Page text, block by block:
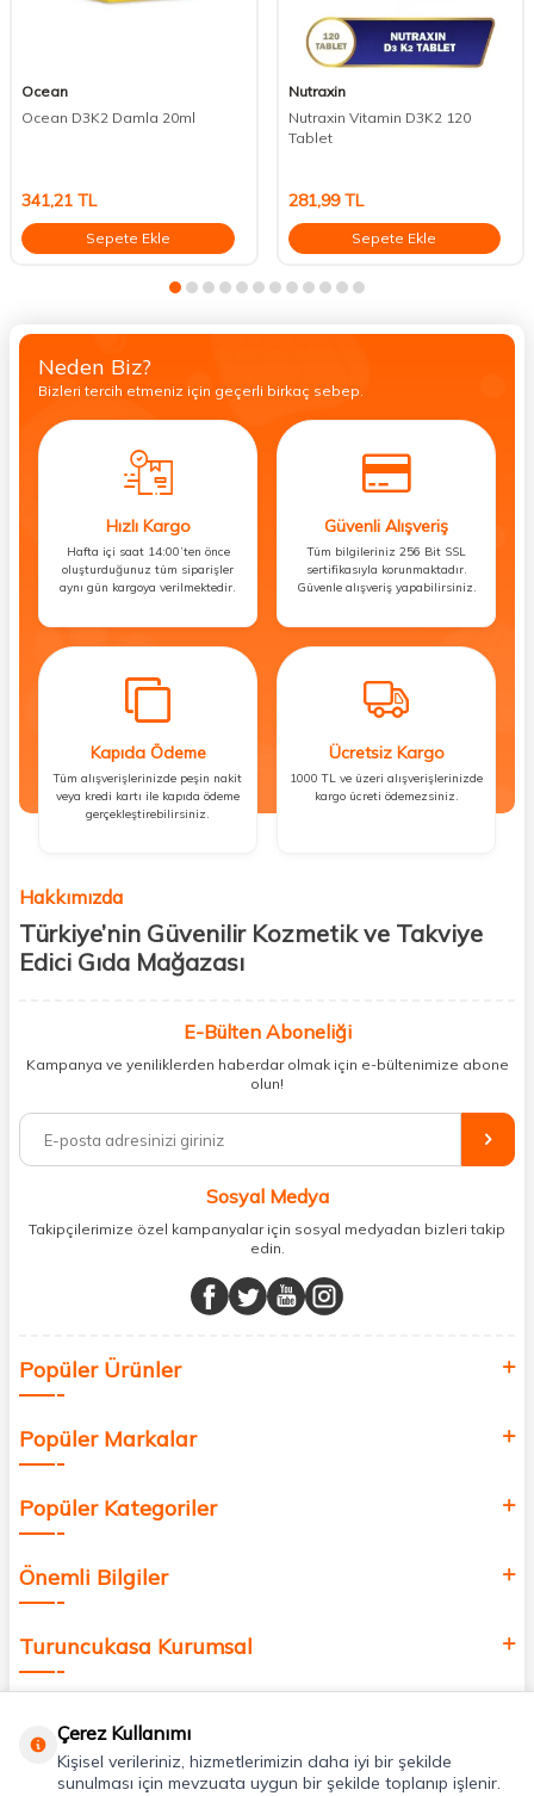
Ocean
Ocean D3K2 Damla 20ml
341,21 TL
Sepete Ekle
Nutraxin
Nutraxin Vitamin D3K2 120
Tablet
281,99TL
Sepete Ekle
Neden Biz?
Bizleri tercih etmeniz için geçerli birkaç sebep.
Hızlı Kargo
Hafta içi saat 14:00’ten önce
oluşturduğunuz tüm siparişler
aynı gün kargoya verilmektedir.
Güvenli Alışveriş
Tüm bilgileriniz 256 Bit SSL
sertifikasıyla korunmaktadır.
Güvenle alışveriş yapabilirsiniz.
Kapıda Ödeme
Tüm alışverişlerinizde peşin nakit
veya kredi kartı ile kapıda ödeme
gerçekleştirebilirsiniz.
Ücretsiz Kargo
1000 TL ve üzeri alışverişlerinizde
kargo ücreti ödemezsiniz.
Hakkımızda
Türkiye’nin Güvenilir Kozmetik ve Takviye
Edici Gıda Mağazası
kişisel bakım hem de takviye edici gıda ürünlerini sizlerle
buluşturuyoruz. Artık mağaza mağaza dolaşmanıza gerek yok;
ihtiyacınız olan her şeyi tek bir çatı altında topluyor ve kapınıza kadar
%100 orijinal kozmetik ve sağlık ürünleriyle güzelliğinizi tamamlayabilir,
vücudunuzu desteklemek için güvenilir takviye edici gıdalara
minerallere kadar binlerce ürünü uygun fiyat ve hızlı kargo avantajıyla
sunuyoruz.
buluşturuyor ve online alışveriş deneyiminizi en iyi hale getiriyoruz.
Sağlık, güzellik ve iyi yaşam için aradığınız her şey burada!
değer katmak için bize katılın!
E-Bülten Aboneliği
Kampanya ve yeniliklerden haberdar olmak için e-bültenimize abone
olun!
Sosyal Medya
Takipçilerimize özel kampanyalar için sosyal medyadan bizleri takip
edin.
Popüler Ürünler
Popüler Markalar
Popüler Kategoriler
Önemli Bilgiler
Turuncukasa Kurumsal
Uygulamalarımız
Çerez Kullanımı
Kişisel verileriniz, hizmetlerimizin daha iyi bir şekilde
sunulması için mevzuata uygun bir şekilde toplanıp işlenir.